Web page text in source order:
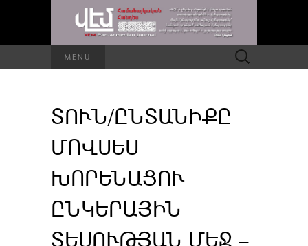
MENU Որոնել՝
ՏՈՒՆ/ԸՆՏԱՆԻՔԸ
ՄՈՎՍԵՍ
ԽՈՐԵՆԱՑՈՒ
ԸՆԿԵՐԱՅԻՆ
ՏԵՍՈՒԹՅԱՆ ՄԵՋ –